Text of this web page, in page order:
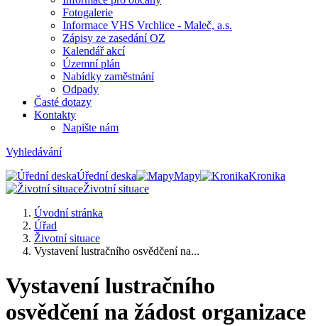
Fotogalerie
Informace VHS Vrchlice - Maleč, a.s.
Zápisy ze zasedání OZ
Kalendář akcí
Územní plán
Nabídky zaměstnání
Odpady
Časté dotazy
Kontakty
Napište nám
Vyhledávání
Úřední deska
Mapy
Kronika
Životní situace
Úvodní stránka
Úřad
Životní situace
Vystavení lustračního osvědčení na...
Vystavení lustračního
osvědčení na žádost organizace